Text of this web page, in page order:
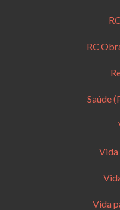
RC
Saúde
Vida
Vida